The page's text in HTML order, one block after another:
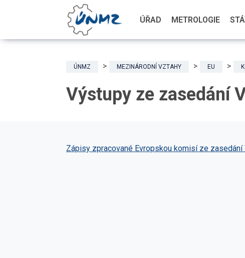
ÚŘAD METROLOGIE
ÚNMZ MEZINÁRODNÍ VZTAHY EU
Výstupy ze zasedání
Zápisy zpracované Evropskou komisí ze